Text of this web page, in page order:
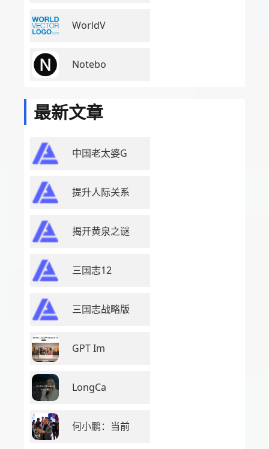
WorldV
Notebo
最新文章
中国老太婆G
提升人际关系
揭开黄泉之谜
三国志12
三国志战略版
GPT Im
LongCa
何小鹏：当前